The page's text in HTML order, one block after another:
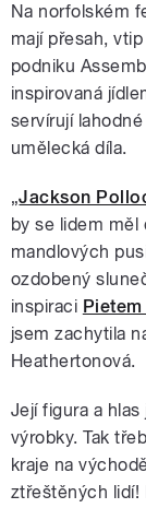
Na norfolském
mají přesah,
podniku
inspirovaná
servírují
umělecká díla.
„Jackson
by se lidem měl
mandlových
ozdobený
inspiraci
jsem zachytila
Heathertonová.
Její figura a
výrobky. Tak
kraje na
ztřeštěných lidí!